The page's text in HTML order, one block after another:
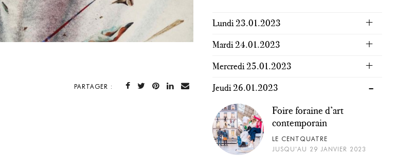
PARTAGER :
Lundi 23.01.2023
Mardi 24.01.2023
Mercredi 25.01.2023
Jeudi 26.01.2023
Foire foraine d’art
contemporain
LE CENTQUATRE
JUSQU'AU 29 JANVIER 2023